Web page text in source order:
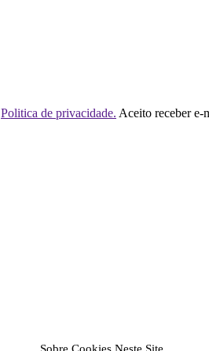
Politica de privacidade. Aceito receber e-